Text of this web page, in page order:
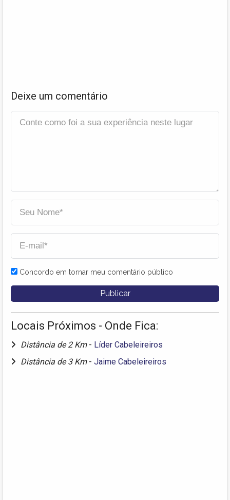
Deixe um comentário
Concordo em tornar meu comentário público
Locais Próximos - Onde Fica:
Distância de 2 Km - Líder Cabeleireiros
Distância de 3 Km - Jaime Cabeleireiros